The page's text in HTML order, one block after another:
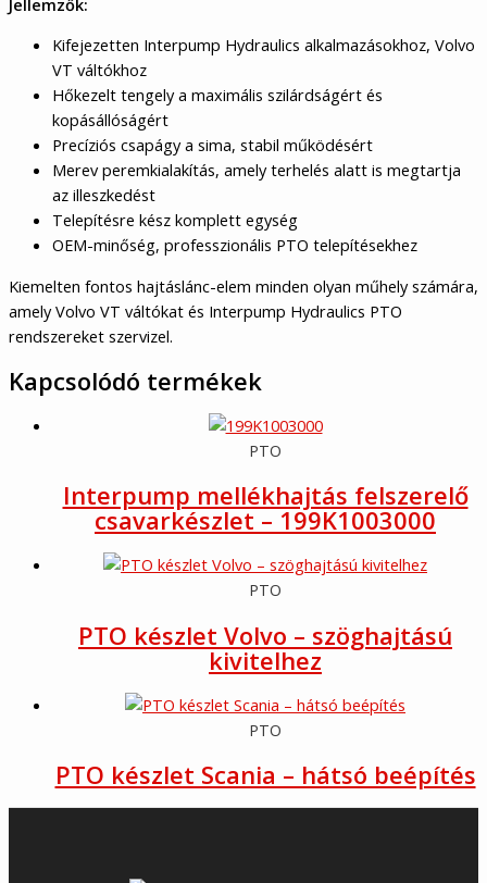
Kifejezetten Interpump Hydraulics alkalmazásokhoz, Volvo
VT váltókhoz
Hőkezelt tengely a maximális szilárdságért és
kopásállóságért
Precíziós csapágy a sima, stabil működésért
Merev peremkialakítás, amely terhelés alatt is megtartja
az illeszkedést
Telepítésre kész komplett egység
OEM-minőség, professzionális PTO telepítésekhez
Kiemelten fontos hajtáslánc-elem minden olyan műhely számára,
amely Volvo VT váltókat és Interpump Hydraulics PTO
rendszereket szervizel.
Kapcsolódó termékek
PTO
Interpump mellékhajtás felszerelő
csavarkészlet – 199K1003000
PTO
PTO készlet Volvo – szöghajtású
kivitelhez
PTO
PTO készlet Scania – hátsó beépítés